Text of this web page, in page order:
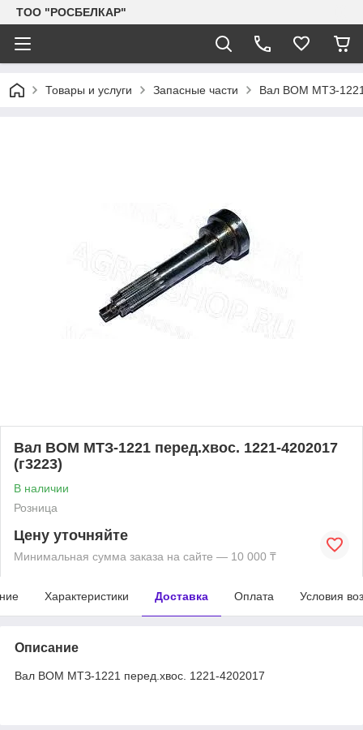
TOO "РОСБЕЛКАР"
Товары и услуги Запасные части Вал ВОМ МТЗ-1221
Вал ВОМ МТЗ-1221 перед.хвос. 1221-4202017
(г3223)
В наличии
Розница
Цену уточняйте
Минимальная сумма заказа на сайте — 10 000 ₸
Характеристики Доставка Оплата Условия
Описание
Вал ВОМ МТЗ-1221 перед.хвос. 1221-4202017